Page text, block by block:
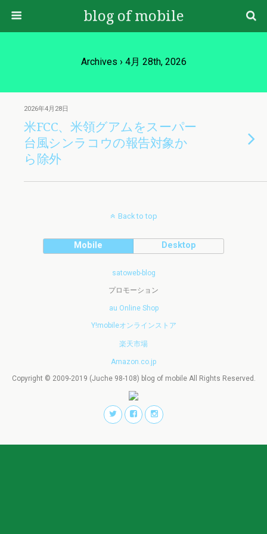
blog of mobile
Archives › 4月 28th, 2026
2026年4月28日
米FCC、米領グアムをスーパー
台風シンラコウの報告対象か
ら除外
Back to top
Mobile Desktop
satoweb-blog
プロモーション
au Online Shop
Y!mobileオンラインストア
楽天市場
Amazon.co.jp
Copyright © 2009-2019 (Juche 98-108) blog of mobile All Rights Reserved.